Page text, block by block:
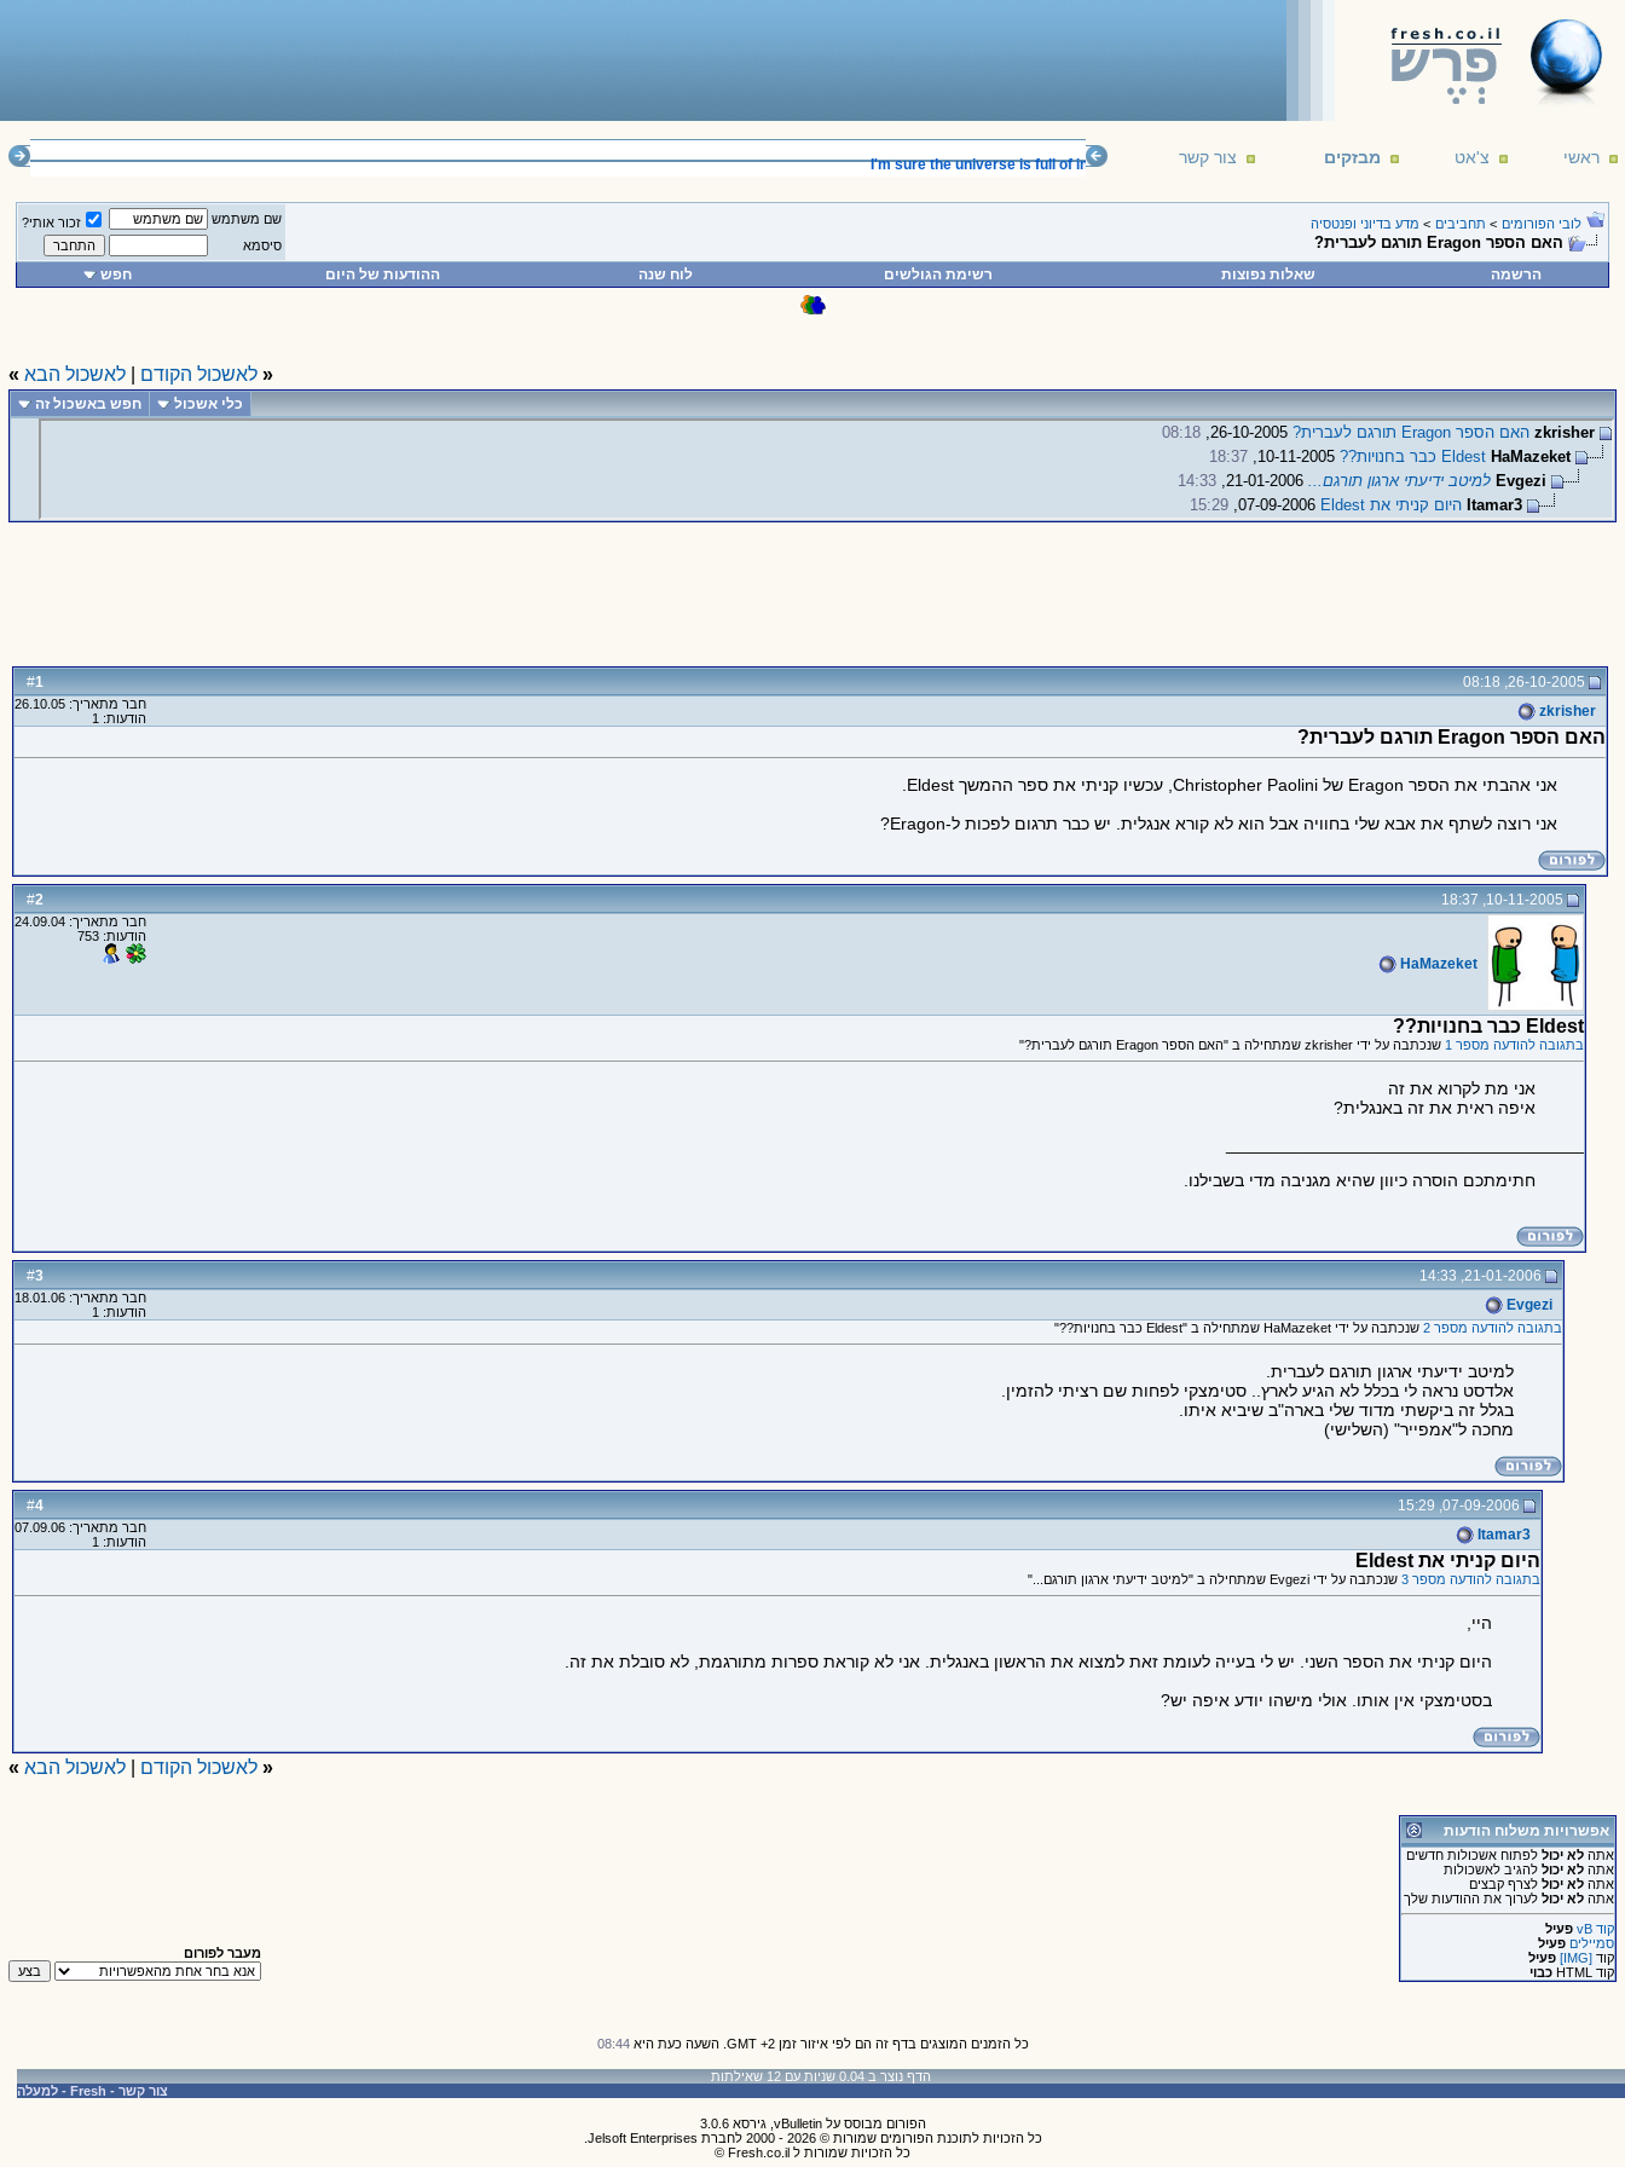
ראשי צ'אט מבזקים צור קשר
I'm sure the universe is full of intelligent life. It's just been too intelligent to come here. --- Arthur C. Clarke16/12/
____________________________________________________
לובי הפורומים > תחביבים > מדע בדיוני ופנטסיה
האם הספר Eragon תורגם לעברית?
שם משתמש
זכור אותי?
סיסמא
הרשמה שאלות נפוצות רשימת הגולשים לוח שנה ההודעות של היום חפש
« לאשכול הקודם לאשכול הבא »
כלי אשכול חפש באשכול זה
zkrisher האם הספר Eragon תורגם לעברית? 26-10-2005,
08:18
HaMazeket Eldest כבר בחנויות?? 10-11-2005,
18:37
Evgezi למיטב ידיעתי ארגון תורגם...21-01-2006,
14:33
Itamar3 היום קניתי את Eldest 15:29
#
1
26-10-2005, 08:18
zkrisher
חבר מתאריך: 26.10.05
הודעות: 1
האם הספר Eragon תורגם לעברית?
אני אהבתי את הספר Eragon של Christopher Paolini, עכשיו קניתי את ספר ההמשך Eldest.
אני רוצה לשתף את אבא שלי בחוויה אבל הוא לא קורא אנגלית. יש כבר תרגום לפכות ל-Eragon?
#
2 10-11-2005, 18:37
HaMazeket
חבר מתאריך: 24.09.04
הודעות: 753
Eldest כבר בחנויות??
בתגובה להודעה מספר 1 שנכתבה על ידי zkrisher שמתחילה ב "האם הספר Eragon תורגם לעברית?"
אני מת לקרוא את זה
איפה ראית את זה באנגלית?
חתימתכם הוסרה כיוון שהיא מגניבה מדי בשבילנו.
#
3
21-01-2006, 14:33
Evgezi
חבר מתאריך: 18.01.06
הודעות: 1
בתגובה להודעה מספר 2
שנכתבה על ידי HaMazeket שמתחילה ב "Eldest כבר בחנויות??"
למיטב ידיעתי ארגון תורגם לעברית.
אלדסט נראה לי בכלל לא הגיע לארץ.. סטימצקי לפחות שם רציתי להזמין.
בגלל זה ביקשתי מדוד שלי בארה"ב שיביא איתו.
מחכה ל"אמפייר" (השלישי)
#
4
07-09-2006, 15:29
Itamar3
חבר מתאריך: 07.09.06
הודעות: 1
היום קניתי את Eldest
בתגובה להודעה מספר 3 שנכתבה על ידי Evgezi שמתחילה ב "למיטב ידיעתי ארגון תורגם..."
היי,
היום קניתי את הספר השני. יש לי בעייה לעומת זאת למצוא את הראשון באנגלית. אני לא קוראת ספרות מתורגמת, לא סובלת את זה.
בסטימצקי אין אותו. אולי מישהו יודע איפה יש?
« לאשכול הקודם |לאשכול הבא »
אפשרויות משלוח הודעות
אתה לא יכוללפתוח אשכולות חדשים
אתה לא יכוללהגיב לאשכולות
אתה לא יכוללצרף קבצים
אתה לא יכוללערוך את ההודעות שלך
קוד vB
פעיל
סמיילים פעיל
קוד [IMG]
פעיל
קוד HTML
כבוי
מעבר לפורום
כל הזמנים המוצגים בדף זה הם לפי איזור זמן GMT +2. השעה כעת היא 08:44
הדף נוצר ב 0.04 שניות עם 12 שאילתות
צור קשר -
Fresh
- למעלה
הפורום מבוסס על vBulletin, גירסא 3.0.6
כל הזכויות לתוכנת הפורומים שמורות © 2026 - 2000 לחברת Jelsoft Enterprises.
כל הזכויות שמורות ל Fresh.co.il ©